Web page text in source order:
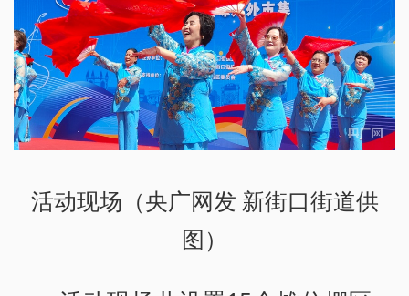
活动现场（央广网发 新街口街道供
图）